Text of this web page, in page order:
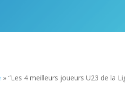
» “Les 4 meilleurs joueurs U23 de la